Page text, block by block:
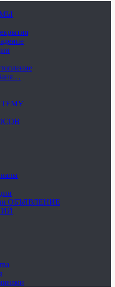
ТЕМУ
ОБЪЯВЛЕНИЕ